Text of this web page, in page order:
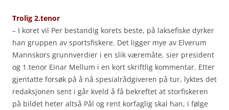
Trolig 2.tenor
– I koret vil Per bestandig korets beste, på laksefiske dyrker
han gruppen av sportsfiskere. Det ligger mye av Elverum
Mannskors grunnverdier i en slik væremåte, sier president
og 1.tenor Einar Mellum i en kort skriftlig kommentar. Etter
gjentatte forsøk på å nå spesialrådgiveren på tur, lyktes det
redaksjonen sent i går kveld å få bekreftet at storfiskeren
på bildet heter altså Pål og rent korfaglig skal han, i følge